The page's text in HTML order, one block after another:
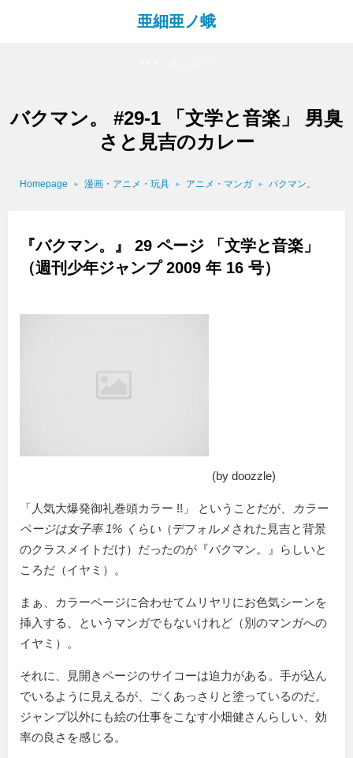
亜細亜ノ蛾
バクマン。 #29-1 「文学と音楽」 男臭
さと見吉のカレー
Homepage 漫画・アニメ・玩具 アニメ・マンガ バクマン。
『バクマン。』 29 ページ 「文学と音楽」
（週刊少年ジャンプ 2009 年 16 号）
(by doozzle)
人気大爆発御礼巻頭カラー !! ということだが、
カラー
ページは女子率 1% くらい （デフォルメされた見吉と背景
のクラスメイトだけ）だったのが『バクマン。』らしいと
ころだ（イヤミ）。
まぁ、カラーページに合わせてムリヤリにお色気シーンを
挿入する、というマンガでもないけれど（別のマンガへの
イヤミ）。
それに、見開きページのサイコーは迫力がある。手が込ん
でいるように見えるが、ごくあっさりと塗っているのだ。
ジャンプ以外にも絵の仕事をこなす小畑健さんらしい、効
率の良さを感じる。